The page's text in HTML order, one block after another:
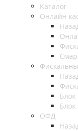
Каталог
Онлайн
ОФД